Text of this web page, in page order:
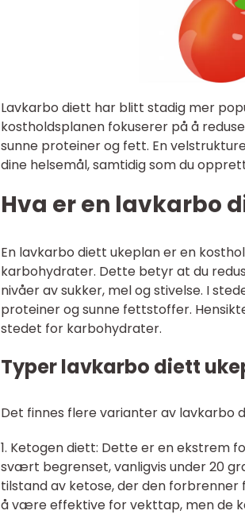
Lavkarbo diett har blitt stadig mer
kostholdsplanen fokuserer på å
sunne proteiner og fett. En
dine helsemål, samtidig som du
Hva er en lavkarbo
En lavkarbo diett ukeplan er en
karbohydrater. Dette betyr at du
nivåer av sukker, mel og stivelse. I
proteiner og sunne fettstoffer.
stedet for karbohydrater.
Typer lavkarbo diett
Det finnes flere varianter av lavkarbo
1. Ketogen diett: Dette er en
svært begrenset, vanligvis under 20
tilstand av ketose, der den
å være effektive for vekttap, men de